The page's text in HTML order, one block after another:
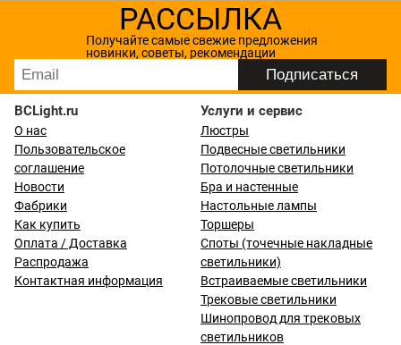
РАССЫЛКА
Получайте самые свежие предложения
новинки, советы, рекомендации
BCLight.ru
О нас
Пользовательское
соглашение
Новости
Фабрики
Как купить
Оплата / Доставка
Распродажа
Контактная информация
Услуги и сервис
Люстры
Подвесные светильники
Потолочные светильники
Бра и настенные
Настольные лампы
Торшеры
Споты (точечные накладные
светильники)
Встраиваемые светильники
Трековые светильники
Шинопровод для трековых
светильников